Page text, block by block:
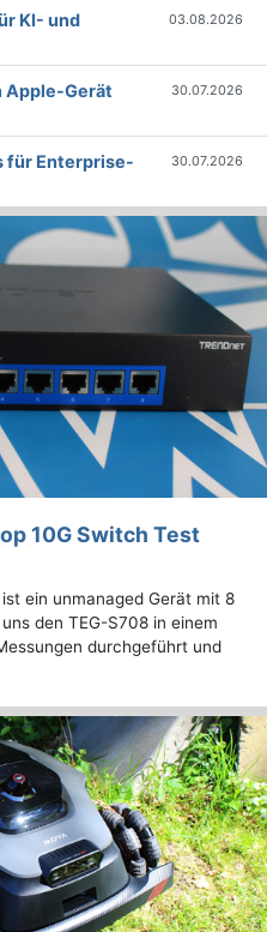
KI- und
03.08.2026
Apple-Gerät
30.07.2026
für Enterprise-
30.07.2026
10G Switch Test
ein unmanaged Gerät mit 8
den TEG-S708 in einem
durchgeführt und